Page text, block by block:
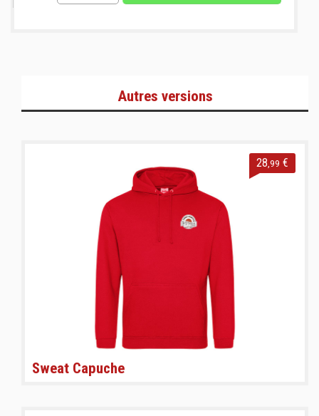
Autres versions
28 ,99 €
Sweat Capuche